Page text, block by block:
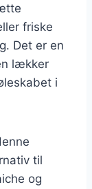
friske
Det er en
lækker
i
til
og